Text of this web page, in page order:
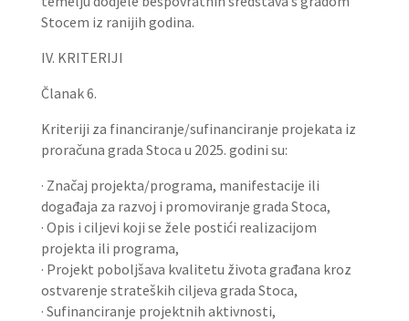
Stocem iz ranijih godina.
IV. KRITERIJI
Članak 6.
Kriteriji za financiranje/sufinanciranje projekata iz
proračuna grada Stoca u 2025. godini su:
· Značaj projekta/programa, manifestacije ili
događaja za razvoj i promoviranje grada Stoca,
· Opis i ciljevi koji se žele postići realizacijom
projekta ili programa,
· Projekt poboljšava kvalitetu života građana kroz
ostvarenje strateških ciljeva grada Stoca,
· Sufinanciranje projektnih aktivnosti,